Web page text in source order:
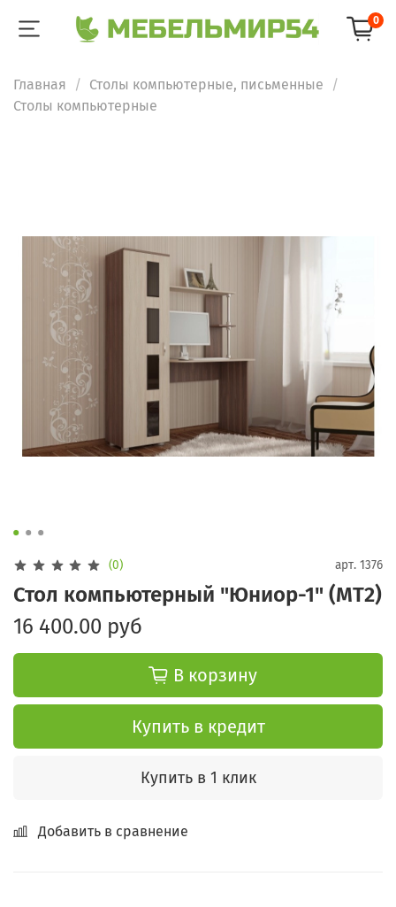
0
Главная
Столы компьютерные, письменные
Столы компьютерные
(0) арт. 1376
Стол компьютерный "Юниор-1" (МТ2)
16 400.00 руб
В корзину
Купить в кредит
Купить в 1 клик
Добавить в сравнение